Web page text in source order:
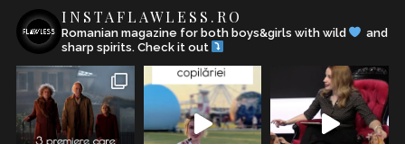
INSTAFLAWLESS.RO
Romanian magazine for both boys&girls with wild
and
sharp spirits. Check it out